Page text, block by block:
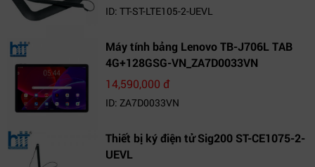
ID: TT-ST-LTE105-2-UEVL
Máy tính bảng Lenovo TB-J706L TAB
4G+128GSG-VN_ZA7D0033VN
14,590,000 đ
ID: ZA7D0033VN
Thiết bị ký điện tử Sig200 ST-CE1075-2-
UEVL